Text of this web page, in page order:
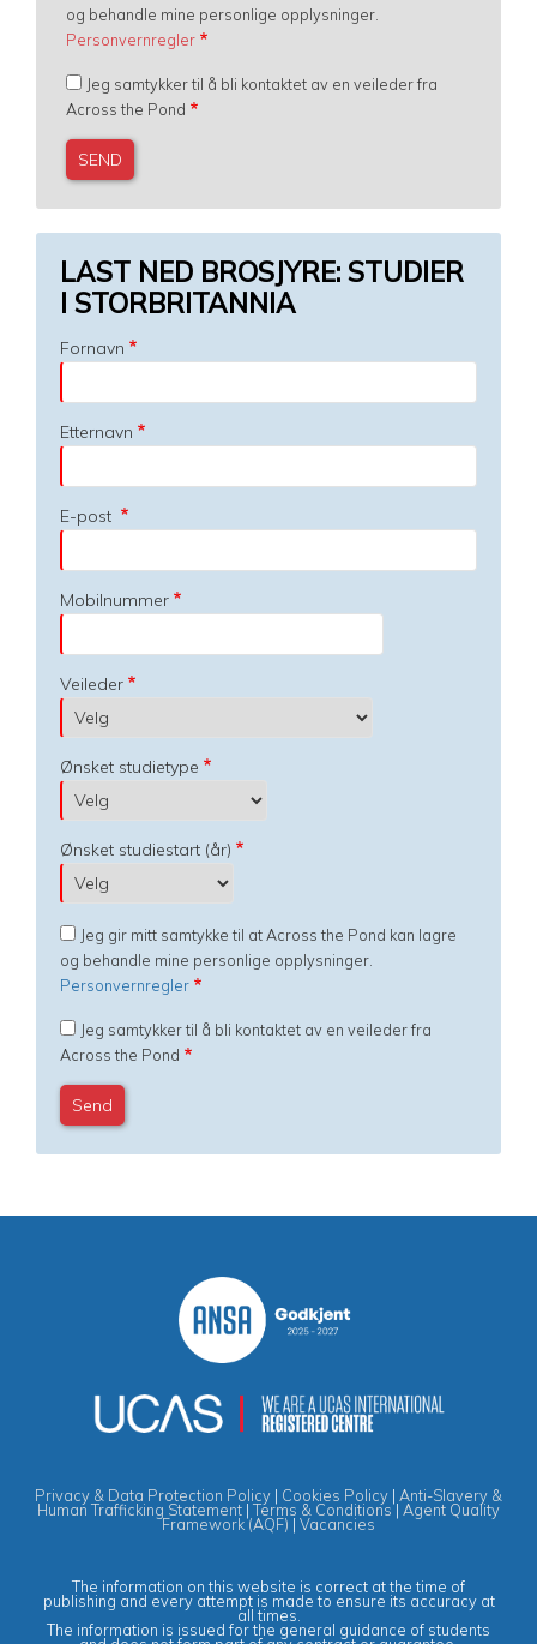
og behandle mine personlige opplysninger.
Personvernregler
Jeg samtykker til å bli kontaktet av en veileder fra
Across the Pond
LAST NED BROSJYRE: STUDIER
I STORBRITANNIA
Fornavn
Etternavn
E-post
Mobilnummer
Veileder
Ønsket studietype
Ønsket studiestart (år)
Jeg gir mitt samtykke til at Across the Pond kan lagre
og behandle mine personlige opplysninger.
Personvernregler
Jeg samtykker til å bli kontaktet av en veileder fra
Across the Pond
Privacy & Data Protection Policy | Cookies Policy | Anti-Slavery &
Human Trafficking Statement | Terms & Conditions| Agent Quality
Framework (AQF) | Vacancies
The information on this website is correct at the time of
publishing and every attempt is made to ensure its accuracy at
all times.
The information is issued for the general guidance of students